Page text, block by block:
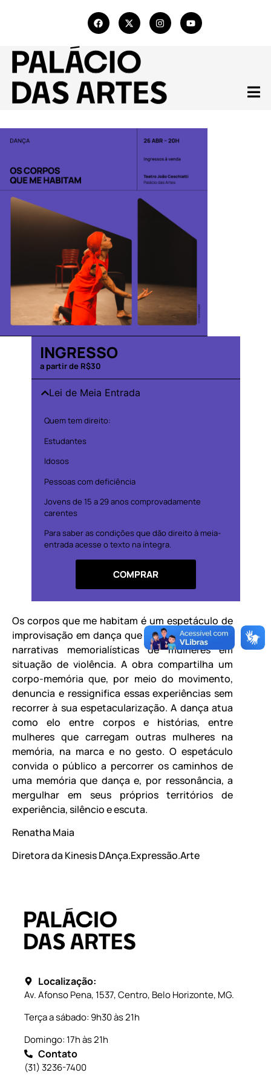
INGRESSO
a partir de R$30
Lei de Meia Entrada
Quem tem direito:
Estudantes
Idosos
Pessoas com deficiência
Jovens de 15 a 29 anos comprovadamente
carentes
Para saber as condições que dão direito à meia-
entrada acesse o texto na íntegra.
COMPRAR
Os corpos que me habitam é um espetáculo de
improvisação em dança que parte da escuta de
narrativas memorialísticas de mulheres em
situação de violência. A obra compartilha um
corpo-memória que, por meio do movimento,
denuncia e ressignifica essas experiências sem
recorrer à sua espetacularização. A dança atua
como elo entre corpos e histórias, entre
mulheres que carregam outras mulheres na
memória, na marca e no gesto. O espetáculo
convida o público a percorrer os caminhos de
uma memória que dança e, por ressonância, a
mergulhar em seus próprios territórios de
experiência, silêncio e escuta.
Renatha Maia
Diretora da Kinesis DAnça.Expressão.Arte
Localização:
Av. Afonso Pena, 1537, Centro, Belo Horizonte, MG.
Terça a sábado: 9h30 às 21h
Domingo: 17h às 21h
Contato
(31) 3236-7400